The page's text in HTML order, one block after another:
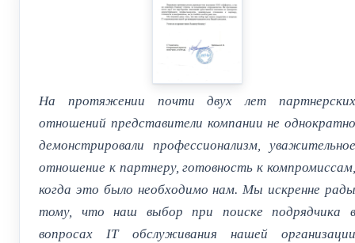
На протяжении почти двух лет партнерских
отношений представители компании не однократно
демонстрировали профессионализм, уважительное
отношение к партнеру, готовность к компромиссам,
когда это было необходимо нам. Мы искренне рады
тому, что наш выбор при поиске подрядчика в
вопросах IT обслуживания нашей организации